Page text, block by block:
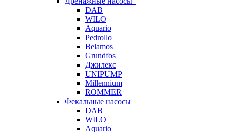
DAB
WILO
Aquario
Pedrollo
Belamos
Grundfos
Джилекс
UNIPUMP
Millennium
ROMMER
Фекальные насосы
DAB
WILO
Aquario